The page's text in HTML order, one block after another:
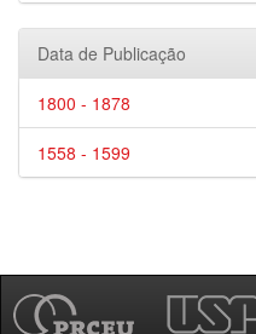
Data de Publicação
1800 - 1878
1558 - 1599